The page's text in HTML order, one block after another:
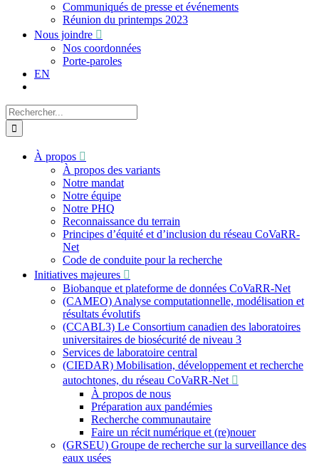
Communiqués de presse et événements
Réunion du printemps 2023
Nous joindre
Nos coordonnées
Porte-paroles
EN
Recherche
sur
le
À propos
À propos des variants
Notre mandat
Notre équipe
Notre PHQ
Reconnaissance du terrain
Principes d’équité et d’inclusion du réseau CoVaRR-
Net
Code de conduite pour la recherche
Initiatives majeures
Biobanque et plateforme de données CoVaRR-Net
(CAMEO) Analyse computationnelle, modélisation et
résultats évolutifs
(CCABL3) Le Consortium canadien des laboratoires
universitaires de biosécurité de niveau 3
Services de laboratoire central
(CIEDAR) Mobilisation, développement et recherche
autochtones, du réseau CoVaRR-Net
À propos de nous
Préparation aux pandémies
Recherche communautaire
Faire un récit numérique et (re)nouer
(GRSEU) Groupe de recherche sur la surveillance des
eaux usées